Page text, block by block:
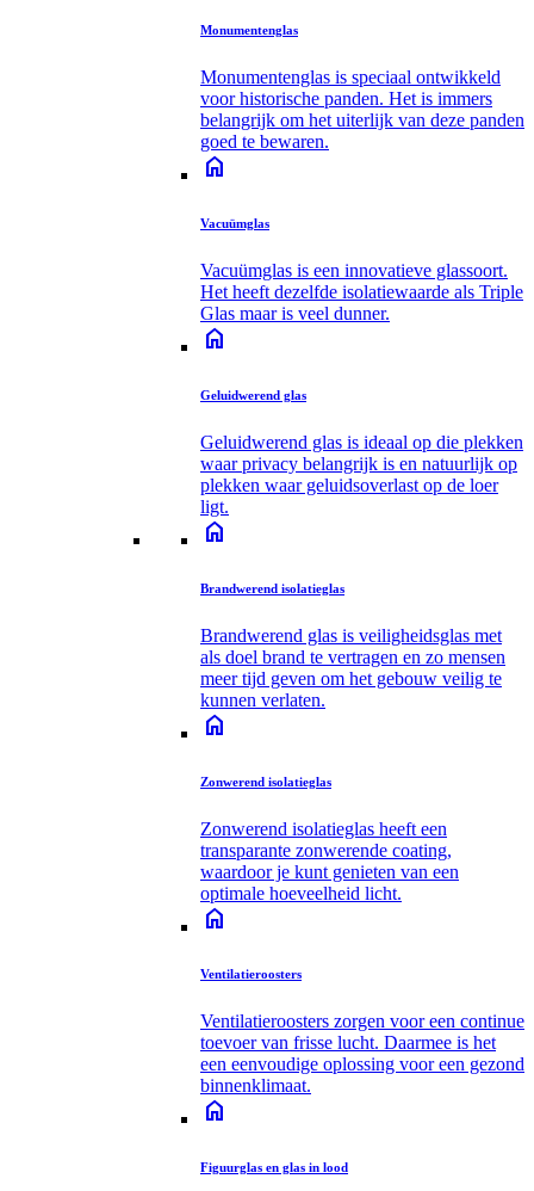
Monumentenglas
Monumentenglas is speciaal ontwikkeld
voor historische panden. Het is immers
belangrijk om het uiterlijk van deze panden
goed te bewaren.
home
Vacuümglas
Vacuümglas is een innovatieve glassoort.
Het heeft dezelfde isolatiewaarde als Triple
Glas maar is veel dunner.
home
Geluidwerend glas
Geluidwerend glas is ideaal op die plekken
waar privacy belangrijk is en natuurlijk op
plekken waar geluidsoverlast op de loer
ligt.
home
Brandwerend isolatieglas
Brandwerend glas is veiligheidsglas met
als doel brand te vertragen en zo mensen
meer tijd geven om het gebouw veilig te
kunnen verlaten.
home
Zonwerend isolatieglas
Zonwerend isolatieglas heeft een
transparante zonwerende coating,
waardoor je kunt genieten van een
optimale hoeveelheid licht.
home
Ventilatieroosters
Ventilatieroosters zorgen voor een continue
toevoer van frisse lucht. Daarmee is het
een eenvoudige oplossing voor een gezond
binnenklimaat.
home
Figuurglas en glas in lood